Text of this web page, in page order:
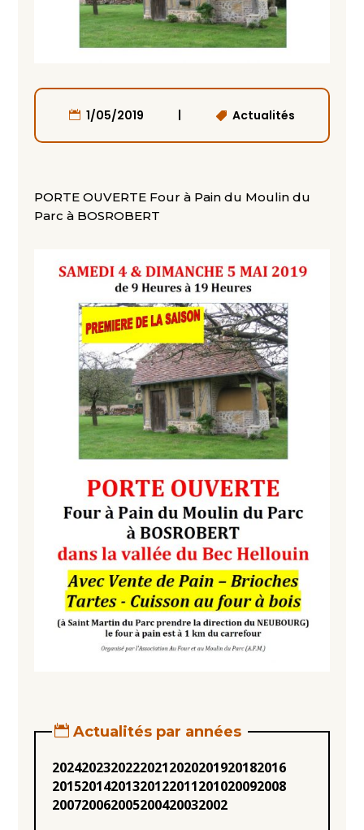
1/05/2019 | Actualités
PORTE OUVERTE Four à Pain du Moulin du
Parc à BOSROBERT
Actualités par années
20242023202220212020201920182016
20152014201320122011201020092008
200720062005200420032002